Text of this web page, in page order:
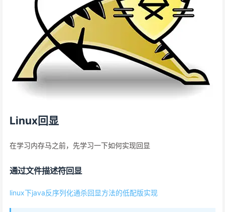
Linux回显
在学习内存马之前，先学习一下如何实现回显
通过文件描述符回显
linux下java反序列化通杀回显方法的低配版实现